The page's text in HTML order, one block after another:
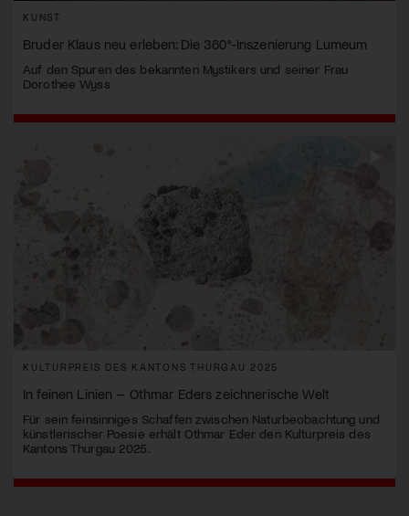
KUNST
Bruder Klaus neu erleben: Die 360°-Inszenierung Lumeum
Auf den Spuren des bekannten Mystikers und seiner Frau
Dorothee Wyss
KULTURPREIS DES KANTONS THURGAU 2025
In feinen Linien – Othmar Eders zeichnerische Welt
Für sein feinsinniges Schaffen zwischen Naturbeobachtung und
künstlerischer Poesie erhält Othmar Eder den Kulturpreis des
Kantons Thurgau 2025.